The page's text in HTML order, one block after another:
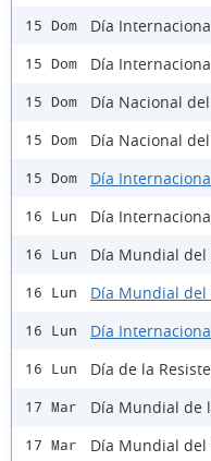
15 Dom Día
15 Dom Día
15 Dom Día Nacional
15 Dom Día Nacional
15 Dom Día
16 Lun Día
16 Lun Día Mundial del
16 Lun Día Mundial del
16 Lun Día
16 Lun Día de la
17 Mar Día Mundial de
17 Mar Día Mundial